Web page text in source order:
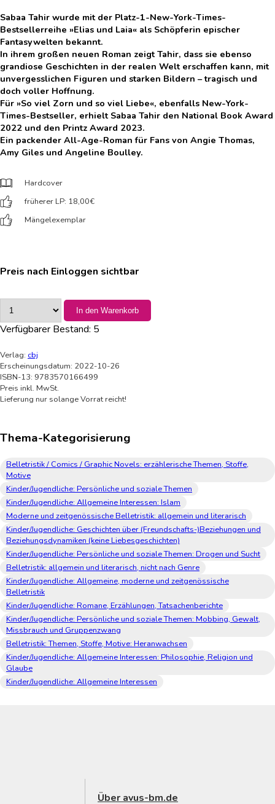
Sabaa Tahir wurde mit der Platz-1-New-York-Times-
Bestsellerreihe »Elias und Laia« als Schöpferin epischer
Fantasywelten bekannt.
In ihrem großen neuen Roman zeigt Tahir, dass sie ebenso
grandiose Geschichten in der realen Welt erschaffen kann, mit
unvergesslichen Figuren und starken Bildern – tragisch und
doch voller Hoffnung.
Für »So viel Zorn und so viel Liebe«, ebenfalls New-York-
Times-Bestseller, erhielt Sabaa Tahir den National Book Award
2022 und den Printz Award 2023.
Ein packender All-Age-Roman für Fans von Angie Thomas,
Amy Giles und Angeline Boulley.
Hardcover
früherer LP: 18,00€
Mängelexemplar
Preis nach Einloggen sichtbar
In den Warenkorb
Verfügbarer Bestand: 5
Verlag: cbj
Erscheinungsdatum: 2022-10-26
ISBN-13: 9783570166499
Preis inkl. MwSt.
Lieferung nur solange Vorrat reicht!
Thema-Kategorisierung
Belletristik / Comics / Graphic Novels: erzählerische Themen, Stoffe,
Motive
Kinder/Jugendliche: Persönliche und soziale Themen
Kinder/Jugendliche: Allgemeine Interessen: Islam
Moderne und zeitgenössische Belletristik: allgemein und literarisch
Kinder/Jugendliche: Geschichten über (Freundschafts-)Beziehungen und
Beziehungsdynamiken (keine Liebesgeschichten)
Kinder/Jugendliche: Persönliche und soziale Themen: Drogen und Sucht
Belletristik: allgemein und literarisch, nicht nach Genre
Kinder/Jugendliche: Allgemeine, moderne und zeitgenössische
Belletristik
Kinder/Jugendliche: Romane, Erzählungen, Tatsachenberichte
Kinder/Jugendliche: Persönliche und soziale Themen: Mobbing, Gewalt,
Missbrauch und Gruppenzwang
Belletristik: Themen, Stoffe, Motive: Heranwachsen
Kinder/Jugendliche: Allgemeine Interessen: Philosophie, Religion und
Glaube
Kinder/Jugendliche: Allgemeine Interessen
Über avus-bm.de